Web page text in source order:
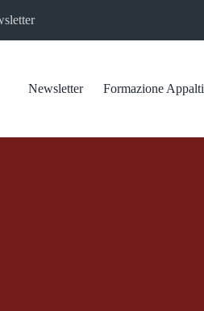
Newsletter Formazione Appalti